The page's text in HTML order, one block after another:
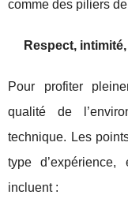
comme des piliers de
Respect,
Pour profiter
qualité de
technique. Les
type
incluent :